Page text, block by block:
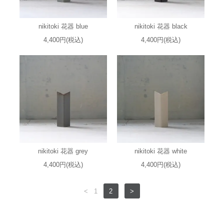
nikitoki 花器 blue
4,400円(税込)
nikitoki 花器 black
4,400円(税込)
nikitoki 花器 grey
4,400円(税込)
nikitoki 花器 white
4,400円(税込)
< 1 2 >